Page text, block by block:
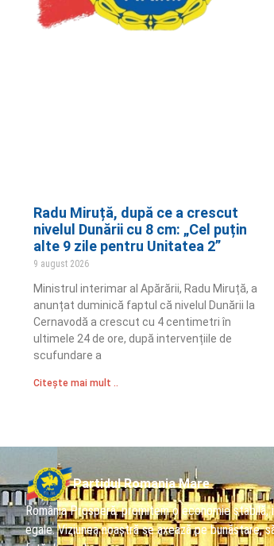
Radu Miruță, după ce a crescut
nivelul Dunării cu 8 cm: „Cel puțin
alte 9 zile pentru Unitatea 2”
9 august 2026
Ministrul interimar al Apărării, Radu Miruță, a
anunțat duminică faptul că nivelul Dunării la
Cernavodă a crescut cu 4 centimetri în
ultimele 24 de ore, după intervențiile de
scufundare a
Citește mai mult ..
Partidul Romania Mare
România Prosperă: promitem o economie
egale. Viziunea noastră se axează pe bunăstare,